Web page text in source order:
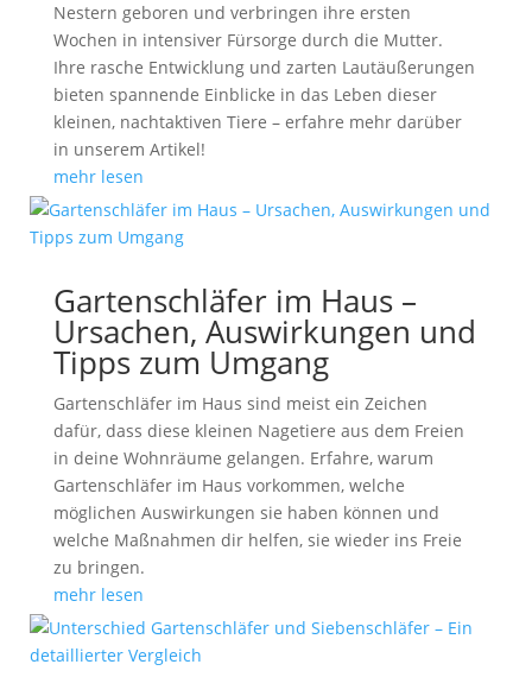
Nestern geboren und verbringen ihre ersten
Wochen in intensiver Fürsorge durch die Mutter.
Ihre rasche Entwicklung und zarten Lautäußerungen
bieten spannende Einblicke in das Leben dieser
kleinen, nachtaktiven Tiere – erfahre mehr darüber
in unserem Artikel!
mehr lesen
Gartenschläfer im Haus –
Ursachen, Auswirkungen und
Tipps zum Umgang
Gartenschläfer im Haus sind meist ein Zeichen
dafür, dass diese kleinen Nagetiere aus dem Freien
in deine Wohnräume gelangen. Erfahre, warum
Gartenschläfer im Haus vorkommen, welche
möglichen Auswirkungen sie haben können und
welche Maßnahmen dir helfen, sie wieder ins Freie
zu bringen.
mehr lesen